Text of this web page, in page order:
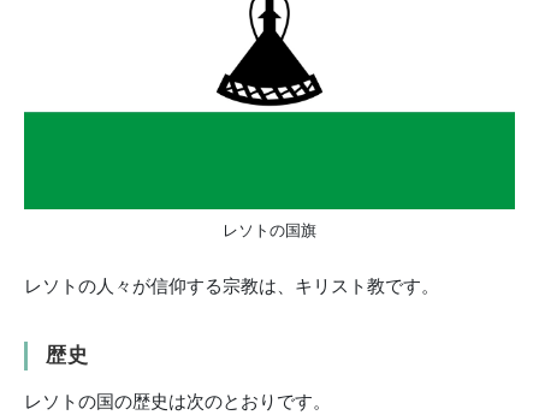
レソトの国旗
レソトの人々が信仰する宗教は、キリスト教です。
歴史
レソトの国の歴史は次のとおりです。